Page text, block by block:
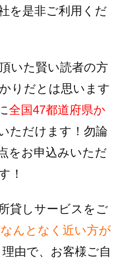
を是非ご利用くだ
いた賢い読者の方
りだとは思います
全国47都道府県か
ただけます！ 勿論
をお申込みいただ
！
貸しサービスをご
なんとなく近い方が
由で、お客様ご自